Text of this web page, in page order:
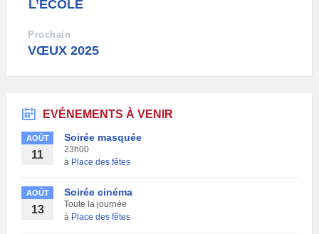
L’ÉCOLE
Prochain
VŒUX 2025
EVÉNEMENTS À VENIR
AOÛT
11
Soirée masquée
23h00
à Place des fêtes
AOÛT
13
Soirée cinéma
Toute la journée
à Place des fêtes